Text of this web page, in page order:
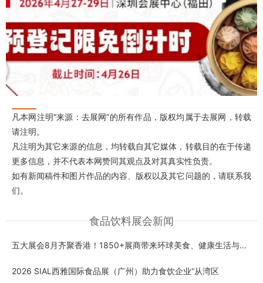
凡本网注明“来源：去展网”的所有作品，版权均属于去展网，转载
请注明。
凡注明为其它来源的信息，均转载自其它媒体，转载目的在于传递
更多信息，并不代表本网赞同其观点及对其真实性负责。
如有新闻稿件和图片作品的内容、版权以及其它问题的，请联系我
们。
食品饮料展会新闻
五大展会8月齐聚香港！1850+展商带来环球美食、健康生活与...
2026 SIAL西雅国际食品展（广州）助力食饮企业“从湾区